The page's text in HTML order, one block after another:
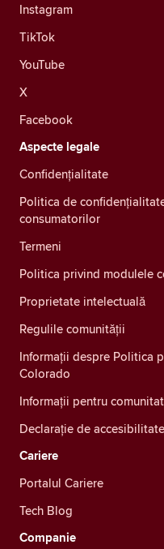
Instagram
TikTok
YouTube
X
Facebook
Aspecte legale
Confidenţialitate
Politica de
consumatorilor
Termeni
Politica privind modulele
Proprietate intelectuală
Regulile comunității
Informații despre Politica
Colorado
Informații pentru
Declarație de accesibilitate
Cariere
Portalul Cariere
Tech Blog
Companie